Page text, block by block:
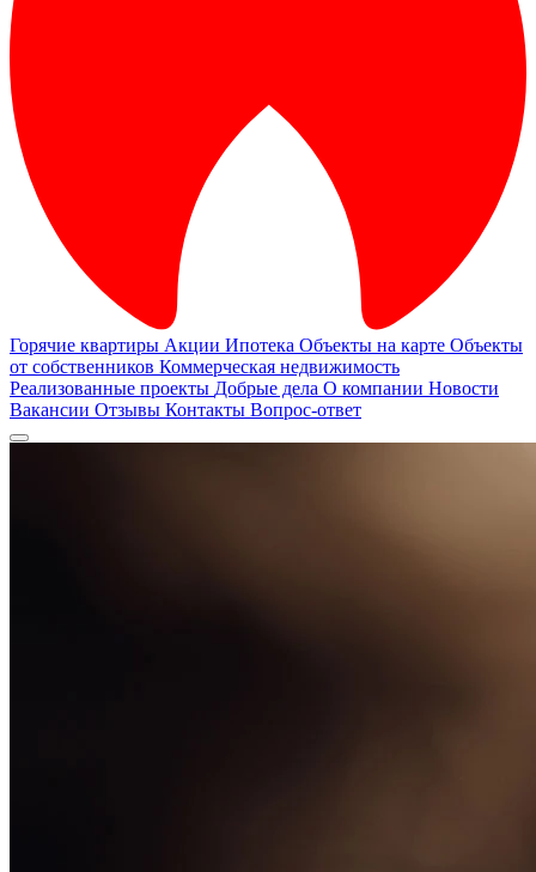
Горячие квартиры Акции Ипотека Объекты на карте Объекты
от собственников Коммерческая недвижимость
Реализованные проекты Добрые дела О компании Новости
Вакансии Отзывы Контакты Вопрос-ответ